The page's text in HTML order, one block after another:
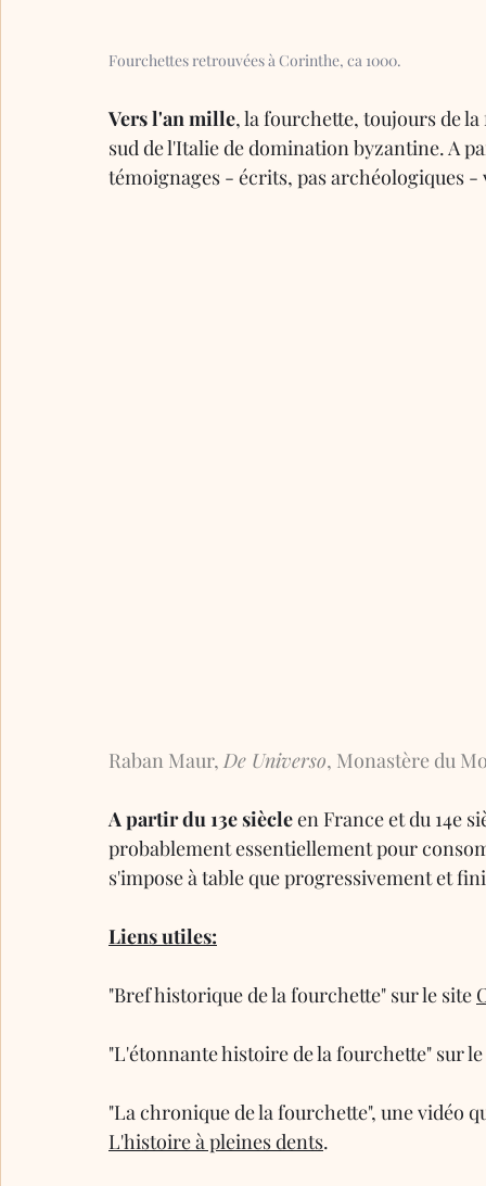
Fourchettes retrouvées à Corinthe, ca 1000.
Vers l'an mille, la fourchette, toujours de
sud de l'Italie de domination byzantine. A
témoignages - écrits, pas archéologiques -
Raban Maur, De Universo, Monastère du
A partir du 13e siècle en France et du 14e
probablement essentiellement pour
s'impose à table que progressivement et
Liens utiles:
"Bref historique de la fourchette" sur le site
"L'étonnante histoire de la fourchette" sur
"La chronique de la fourchette", une vidéo
L'histoire à pleines dents.